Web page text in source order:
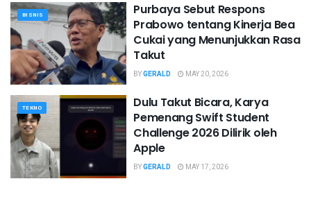
BISNIS
Purbaya Sebut Respons
Prabowo tentang Kinerja Bea
Cukai yang Menunjukkan Rasa
Takut
BYGERALD MAY 20, 2026
TEKNO
Dulu Takut Bicara, Karya
Pemenang Swift Student
Challenge 2026 Dilirik oleh
Apple
BYGERALD MAY 17, 2026